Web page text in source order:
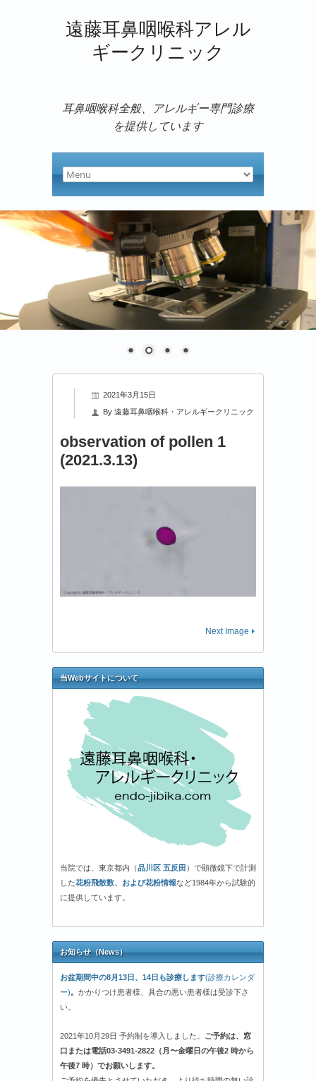
遠藤耳鼻咽喉科アレル
ギークリニック
耳鼻咽喉科全般、アレルギー専門診療
を提供しています
2021年3月15日
By 遠藤耳鼻咽喉科・アレルギークリニック
observation of pollen 1
(2021.3.13)
Next Image
当Webサイトについて
当院では、東京都内（品川区 五反田 ）で顕微鏡下で計測
した花粉飛散数、および花粉情報など1984年から試験的
に提供しています。
お知らせ（News）
お盆期間中の8月13日、14日も診療します(診療カレンダ
ー)。 かかりつけ患者様、具合の悪い患者様は受診下さ
い。
2021年10月29日 予約制を導入しました。 ご予約は、窓
口または電話03-3491-2822（月〜金曜日の午後2 時から
午後7 時）でお願いします。